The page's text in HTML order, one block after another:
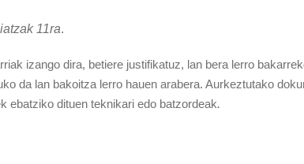
11ra.
izango dira, betiere justifikatuz, lan bera lerro
da lan bakoitza lerro hauen arabera. Aurkeztutako
ebatziko dituen teknikari edo batzordeak.